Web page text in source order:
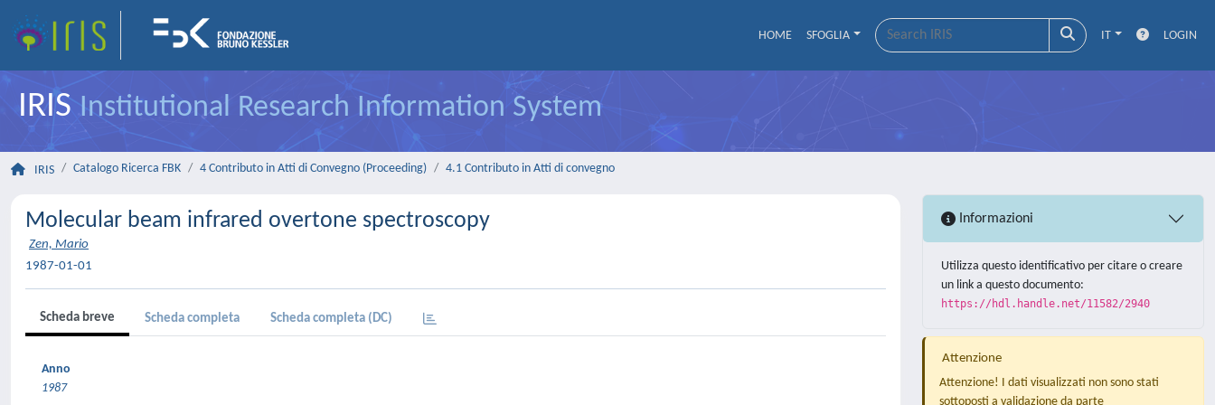
HOME SFOGLIA IT LOGIN
IRISInstitutional Research Information System
IRIS Catalogo Ricerca FBK 4 Contributo in Atti di Convegno (Proceeding) 4.1 Contributo in Atti di convegno
Molecular beam infrared overtone spectroscopy
Zen, Mario
1987-01-01
Scheda breve Scheda completa Scheda completa (DC)
Anno
1987
Informazioni
Utilizza questo identificativo per citare o creare
un link a questo documento:
https://hdl.handle.net/11582/2940
Attenzione
Attenzione! I dati visualizzati non sono stati
sottoposti a validazione da parte